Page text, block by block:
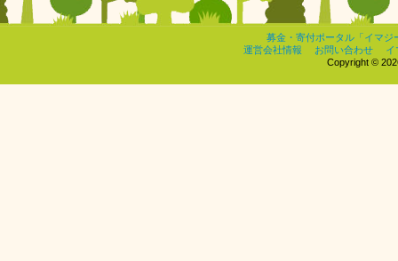
募金・寄付ポータル「イマジ
運営会社情報
お問い合わせ
イ
Copyright ©